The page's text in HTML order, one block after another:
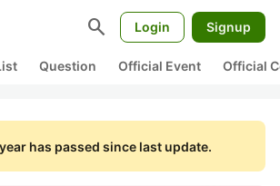
search Login Signup
Question Official Event Official
has passed since last update.